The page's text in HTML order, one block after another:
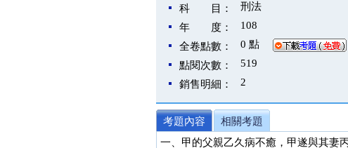
科 目：
刑法
年 度：
108
全卷點數：
0 點
點閱次數：
519
銷售明細：
2
考題內容
相關考題
一、甲的父親乙久病不癒，甲遂與其妻